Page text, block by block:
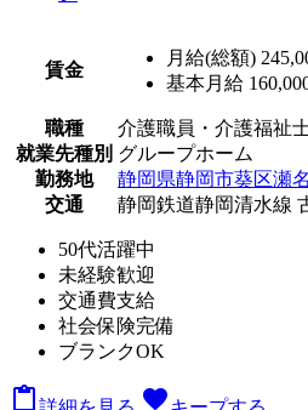
賃金
月給(総額)
基本月給
職種
介護職員・介護福祉
就業先種別 グループホーム
勤務地
静岡県静岡市葵区瀬
交通
静岡鉄道静岡清水線
50代活躍中
未経験歓迎
交通費支給
社会保険完備
ブランクOK
 favorite